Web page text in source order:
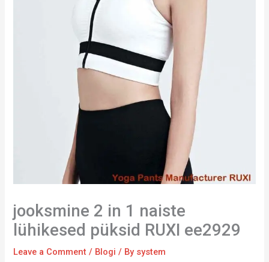
jooksmine 2 in 1 naiste
lühikesed püksid RUXI ee2929
Leave a Comment / Blogi / By system